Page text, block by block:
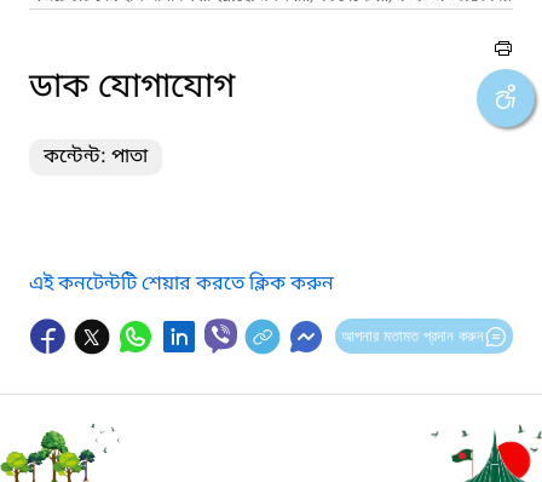
ডাক যোগাযোগ
কন্টেন্ট: পাতা
এই কনটেন্টটি শেয়ার করতে ক্লিক করুন
আপনার মতামত প্রদান করুন